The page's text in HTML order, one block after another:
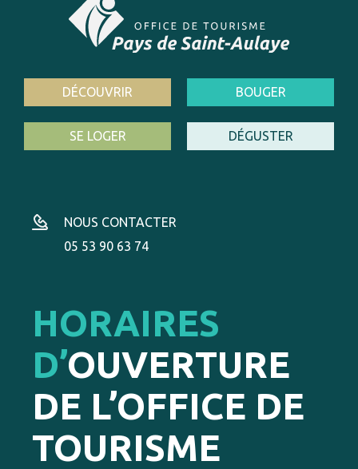
DÉCOUVRIR BOUGER
SE LOGER DÉGUSTER
NOUS CONTACTER
05 53 90 63 74
HORAIRES
D’OUVERTURE
DE L’OFFICE DE
TOURISME